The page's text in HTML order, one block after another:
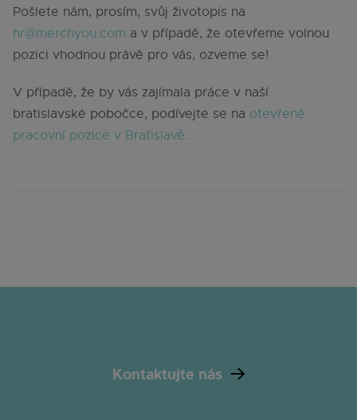
Pošlete nám, prosím, svůj životopis na
hr@merchyou.com a v případě, že otevřeme volnou
pozici vhodnou právě pro vás, ozveme se!
V případě, že by vás zajímala práce v naší
bratislavské pobočce, podívejte se na otevřené
pracovní pozice v Bratislavě.
Kontaktujte nás